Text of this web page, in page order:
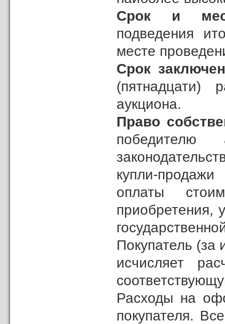
Срок и
подведения
месте
Срок
(пятнадцати)
аукциона.
Право
победителю
купли-
оплаты
приобретения,
Покупатель (за
исчисляет
Расходы на
покупателя.